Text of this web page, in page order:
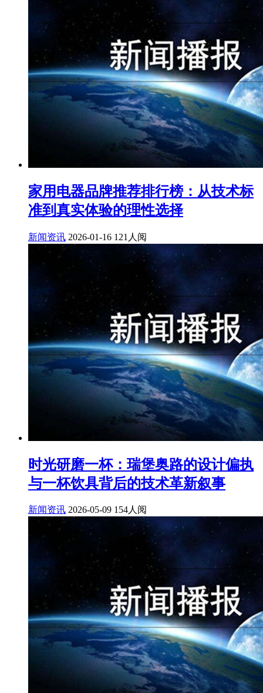
家用电器品牌推荐排行榜：从技术标
准到真实体验的理性选择
新闻资讯 2026-01-16 121人阅
时光研磨一杯：瑞堡奥路的设计偏执
与一杯饮具背后的技术革新叙事
新闻资讯 2026-05-09 154人阅